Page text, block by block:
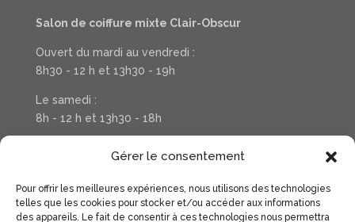
Gérer le consentement
Pour offrir les meilleures expériences, nous utilisons des technologies
telles que les cookies pour stocker et/ou accéder aux informations
des appareils. Le fait de consentir à ces technologies nous permettra
Salon de coiffure mixte Clair-Obscur
Ouvert du mardi au vendredi :
8h30 - 12 h et 13h30 - 19h
Le samedi :
8h - 12 h et 13h30 - 18h
Téléphone : 03 20 37 31 78
Suivez la vie de votre salon sur Facebook